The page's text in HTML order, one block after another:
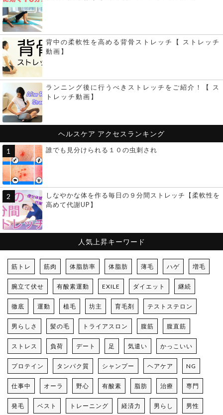
背中の柔軟性を高める背骨ストレッチ【 ストレッチ
動画】
ランニング後に行うべきストレッチをご紹介！【 ス
トレッチ動画】
ヘルスケア アクセスランキング
誰でも見分けられる１０の虫刺され
しなやかな体を作る毎日の９分間ストレッチ【柔軟性を
高めて代謝UP】
人気上昇キーワード
筋トレ 筋肉 体脂肪率 体脂肪 薄毛 ハゲ 増毛
腕立て伏せ 有酸素運動 EXILE ダイエット 継続
徹底 運動 植毛 坊主 育毛剤 テストステロン
男らしさ 髪の毛 トライアスロン 腹筋 腹直筋
ストレス 負荷 デート 足 気遣い かっこいい
プロテイン タンパク質 シャンプー ヘアケア NG
仕事中 オーラ 野心 有酸素 脂肪 治療 専門
発毛 ベスト トレーニング 経済力 男らし 男性